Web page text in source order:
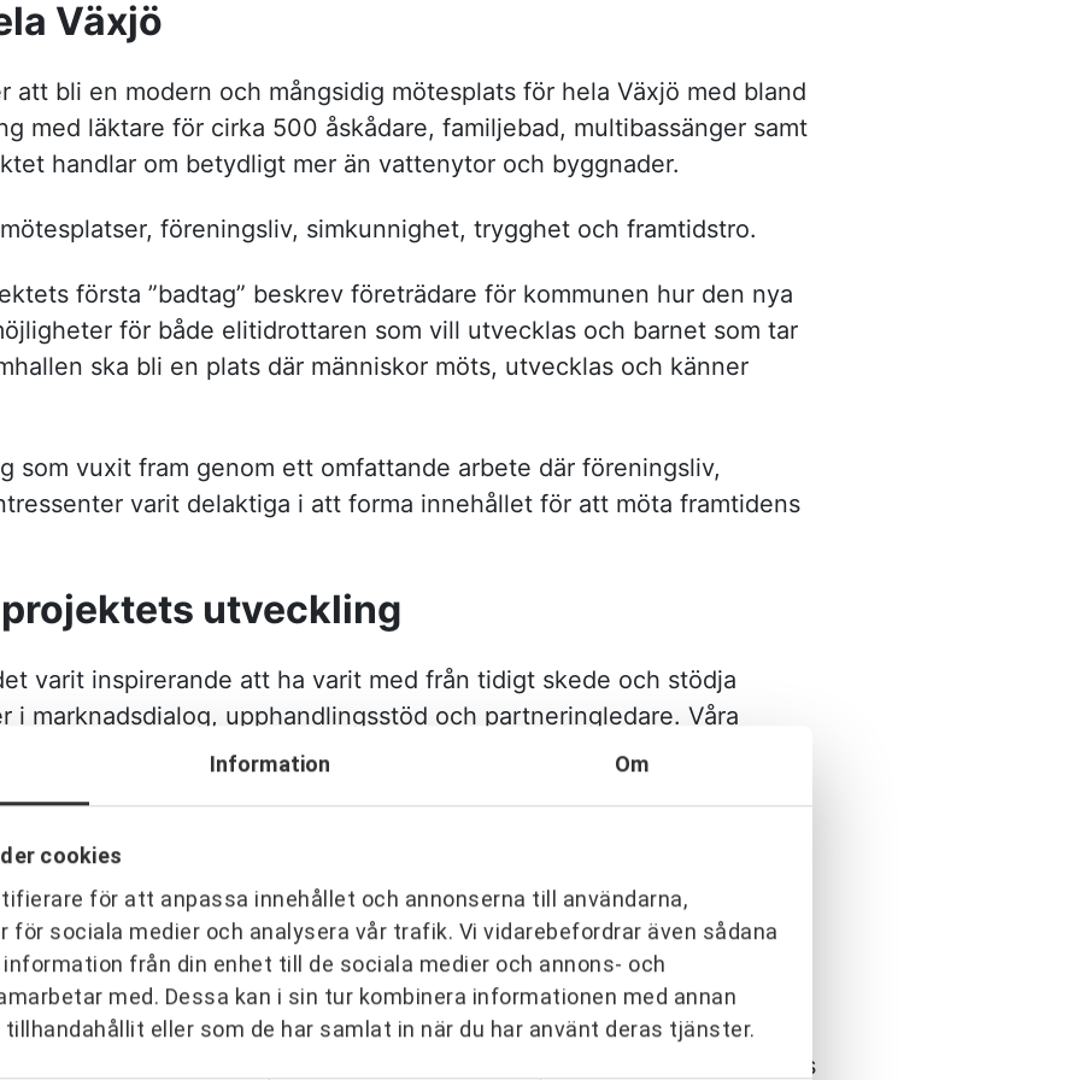
Information Om
cookies
för att anpassa innehållet och annonserna till användarna,
för sociala medier och analysera vår trafik. Vi vidarebefordrar även sådana
från din enhet till de sociala medier och annons- och
med. Dessa kan i sin tur kombinera informationen med annan
eller som de har samlat in när du har använt deras tjänster.
Växjö
att bli en modern och mångsidig mötesplats för hela Växjö med bland
med läktare för cirka 500 åskådare, familjebad, multibassänger samt
handlar om betydligt mer än vattenytor och byggnader.
föreningsliv, simkunnighet, trygghet och framtidstro.
första ”badtag” beskrev företrädare för kommunen hur den nya
för både elitidrottaren som vill utvecklas och barnet som tar
ska bli en plats där människor möts, utvecklas och känner
som vuxit fram genom ett omfattande arbete där föreningsliv,
varit delaktiga i att forma innehållet för att möta framtidens
projektets utveckling
varit inspirerande att ha varit med från tidigt skede och stödja
i marknadsdialog, upphandlingsstöd och partneringledare. Våra
Jonny Gustavsson och Jonas Andersson har
projektets utveckling
återkommer i många av de reflektioner som projektgruppen lyfter
en av de mest positiva och lärorika processer de deltagit i. Det talas